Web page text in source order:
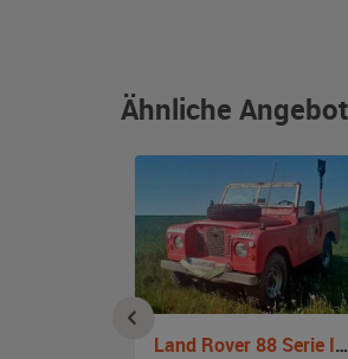
Ähnliche
Land Rover 88 Serie III Softtop